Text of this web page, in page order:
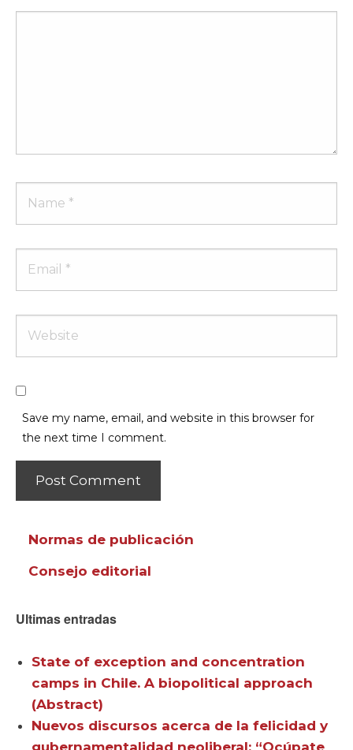
Save my name, email, and website in this browser for
the next time I comment.
Normas de publicación
Consejo editorial
Ultimas entradas
State of exception and concentration
camps in Chile. A biopolitical approach
(Abstract)
Nuevos discursos acerca de la felicidad y
gubernamentalidad neoliberal: “Ocúpate